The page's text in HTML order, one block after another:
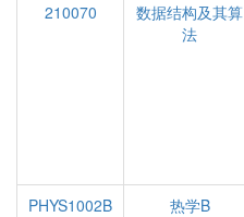
210070
数据结构及其算
法
PHYS1002B
热学B